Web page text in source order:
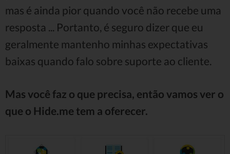
mas é ainda pior quando você não recebe uma
resposta ... Portanto, é seguro dizer que eu
geralmente mantenho minhas expectativas
baixas quando falo sobre suporte ao cliente.
Mas você faz o que precisa, então vamos ver o
que o Hide.me tem a oferecer.